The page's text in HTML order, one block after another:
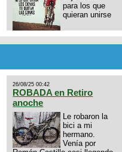
para los que
quieran unirse
https://chat.whatsapp.com/
mode=ac_t
26/08/25 00:42
ROBADA en Retiro
anoche
Le robaron la
bici a mi
hermano.
Venía por